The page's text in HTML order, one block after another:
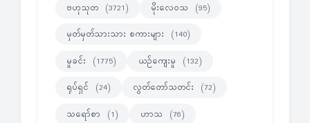
ဗဟုသုတ (3721) မိုးလေဝသ (95)
မှတ်မှတ်သားသား စကားများ (140)
မှုခင်း (1775) ယဉ်ကျေးမှု (132)
ရုပ်ရှင် (24) လွတ်တော်သတင်း (72)
သရော်စာ (1) ဟာသ (76)